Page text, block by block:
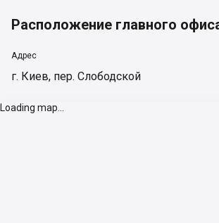
Расположение главного
Адрес
г. Киев, пер. Слободской
Loading map...